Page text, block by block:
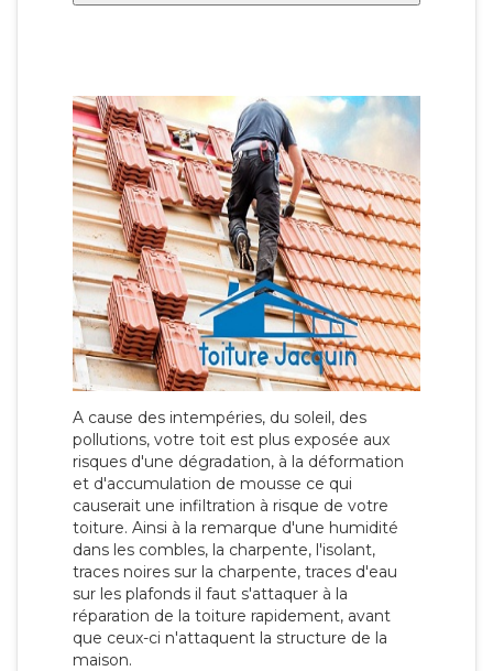
A cause des intempéries, du soleil, des
pollutions, votre toit est plus exposée aux
risques d'une dégradation, à la déformation
et d'accumulation de mousse ce qui
causerait une infiltration à risque de votre
toiture. Ainsi à la remarque d'une humidité
dans les combles, la charpente, l'isolant,
traces noires sur la charpente, traces d'eau
sur les plafonds il faut s'attaquer à la
réparation de la toiture rapidement, avant
que ceux-ci n'attaquent la structure de la
maison.